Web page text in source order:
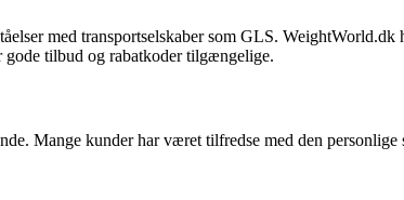
med transportselskaber som GLS.
gode tilbud og rabatkoder tilgængelige.
Mange kunder har været tilfredse med den personlige